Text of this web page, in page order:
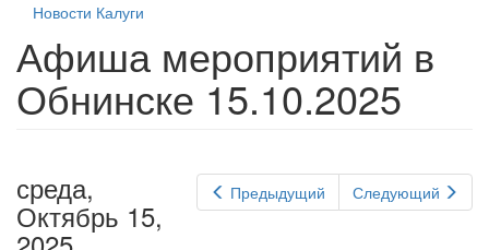
Новости Калуги
Афиша мероприятий в
Обнинске 15.10.2025
Предыдущий Следующий
среда,
Октябрь 15,